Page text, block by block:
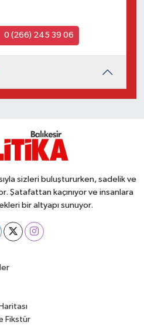
0 (266) 245 39 06
sizleri buluştururken, sadelik ve
Şatafattan kaçınıyor ve insanlara
bir altyapı sunuyor.
Fikstür